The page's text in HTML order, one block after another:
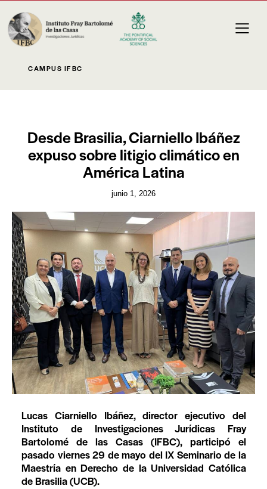
CAMPUS IFBC
Desde Brasilia, Ciarniello Ibáñez
expuso sobre litigio climático en
América Latina
junio 1, 2026
Lucas Ciarniello Ibáñez, director ejecutivo del
Instituto de Investigaciones Jurídicas Fray
Bartolomé de las Casas (IFBC), participó el
pasado viernes 29 de mayo del IX Seminario de la
Maestría en Derecho de la Universidad Católica
de Brasilia (UCB).